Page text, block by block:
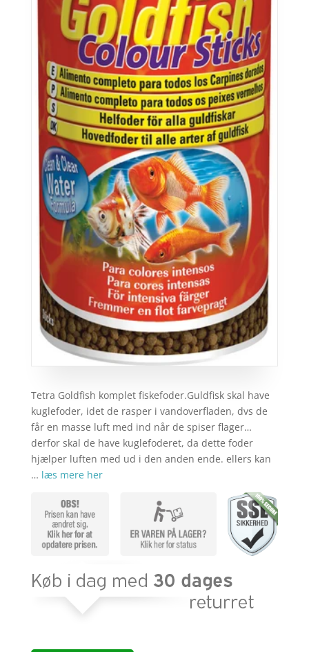
Tetra Goldfish komplet fiskefoder.Guldfisk skal have
kuglefoder, idet de rasper i vandoverfladen, dvs de
får en masse luft med ind når de spiser flager…
derfor skal de have kuglefoderet, da dette foder
hjælper luften med ud i den anden ende. ellers kan
… læs mere her